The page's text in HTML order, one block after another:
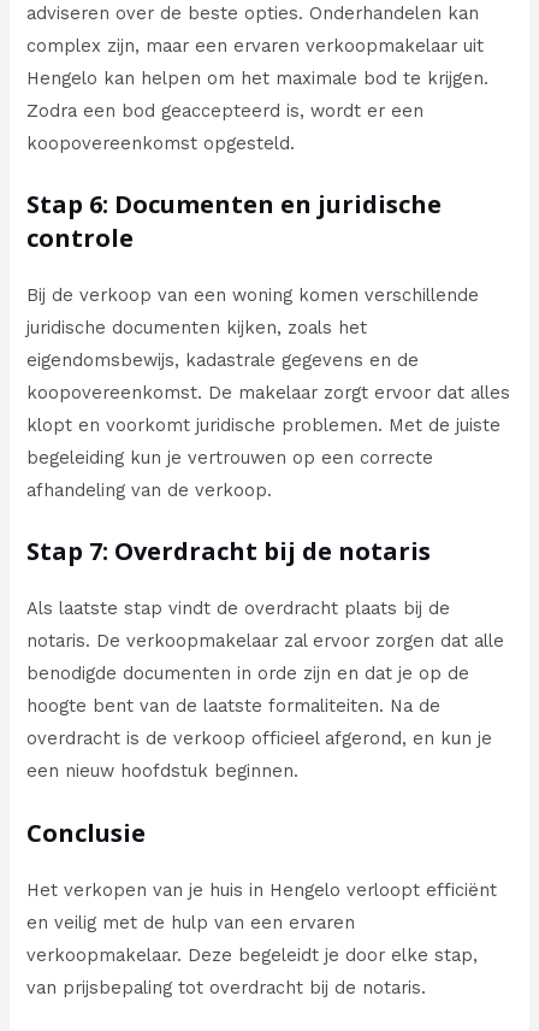
adviseren over de beste opties. Onderhandelen kan
complex zijn, maar een ervaren verkoopmakelaar uit
Hengelo kan helpen om het maximale bod te krijgen.
Zodra een bod geaccepteerd is, wordt er een
koopovereenkomst opgesteld.
Stap 6: Documenten en juridische
controle
Bij de verkoop van een woning komen verschillende
juridische documenten kijken, zoals het
eigendomsbewijs, kadastrale gegevens en de
koopovereenkomst. De makelaar zorgt ervoor dat alles
klopt en voorkomt juridische problemen. Met de juiste
begeleiding kun je vertrouwen op een correcte
afhandeling van de verkoop.
Stap 7: Overdracht bij de notaris
Als laatste stap vindt de overdracht plaats bij de
notaris. De verkoopmakelaar zal ervoor zorgen dat alle
benodigde documenten in orde zijn en dat je op de
hoogte bent van de laatste formaliteiten. Na de
overdracht is de verkoop officieel afgerond, en kun je
een nieuw hoofdstuk beginnen.
Conclusie
Het verkopen van je huis in Hengelo verloopt efficiënt
en veilig met de hulp van een ervaren
verkoopmakelaar. Deze begeleidt je door elke stap,
van prijsbepaling tot overdracht bij de notaris.